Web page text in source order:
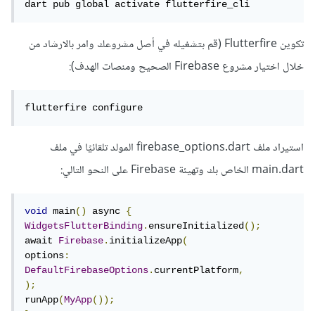
dart pub global activate flutterfire_cli
تكوين Flutterfire (قم بتشغيله في أصل مشروعك وامر بالارشاد من
خلال اختيار مشروع Firebase الصحيح ومنصات الهدف):
flutterfire configure
استيراد ملف firebase_options.dart المولد تلقائيًا في ملف
main.dart الخاص بك وتهيئة Firebase على النحو التالي:
void main() async {
WidgetsFlutterBinding.ensureInitialized();
await Firebase.initializeApp(
options:
DefaultFirebaseOptions.currentPlatform,
);
runApp(MyApp());